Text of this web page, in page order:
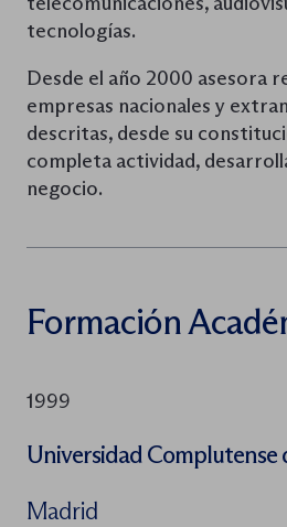
tecnologías.
Desde el año 2000 asesora
empresas nacionales y
descritas, desde su
completa actividad,
negocio.
Formación
1999
Universidad Complutense
Madrid